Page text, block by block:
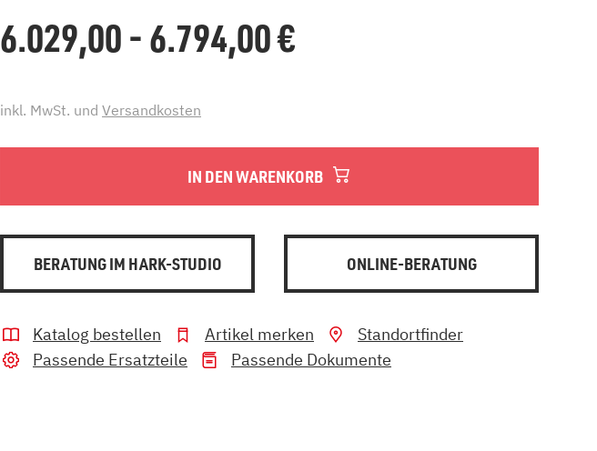
6.029,00 - 6.794,00€
inkl. MwSt. und Versandkosten
IN DEN WARENKORB
BERATUNG IM HARK-STUDIO ONLINE-BERATUNG
Katalog bestellen Artikel merken
Standortfinder
Passende Ersatzteile
Passende Dokumente